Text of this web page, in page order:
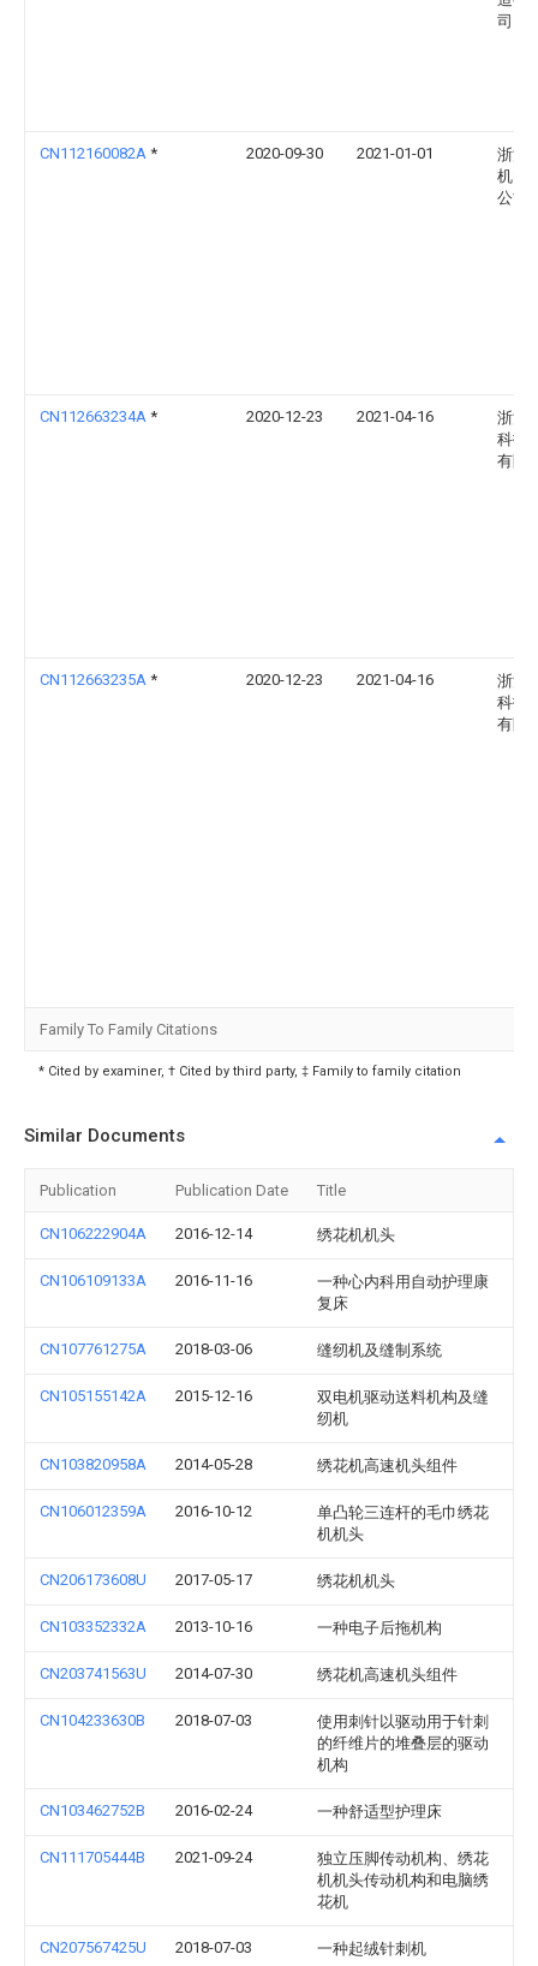
司
CN112160082A * 2020-09-30 2021-01-01
浙江
机电
公司
CN112663234A * 2020-12-23 2021-04-16
浙江
科技
有限
CN112663235A * 2020-12-23 2021-04-16
浙江
科技
有限
Family To Family Citations
* Cited by examiner, † Cited by third party, ‡ Family to family citation
Similar Documents
Publication Publication Date Title
CN106222904A 2016-12-14 绣花机机头
CN106109133A 2016-11-16
一种心内科用自动护理康
复床
CN107761275A 2018-03-06 缝纫机及缝制系统
CN105155142A 2015-12-16
双电机驱动送料机构及缝
纫机
CN103820958A 2014-05-28 绣花机高速机头组件
CN106012359A 2016-10-12
单凸轮三连杆的毛巾绣花
机机头
CN206173608U 2017-05-17 绣花机机头
CN103352332A 2013-10-16 一种电子后拖机构
CN203741563U 2014-07-30 绣花机高速机头组件
CN104233630B 2018-07-03
使用刺针以驱动用于针刺
的纤维片的堆叠层的驱动
机构
CN103462752B 2016-02-24 一种舒适型护理床
CN111705444B 2021-09-24
独立压脚传动机构、绣花
机机头传动机构和电脑绣
花机
CN207567425U 2018-07-03 一种起绒针刺机